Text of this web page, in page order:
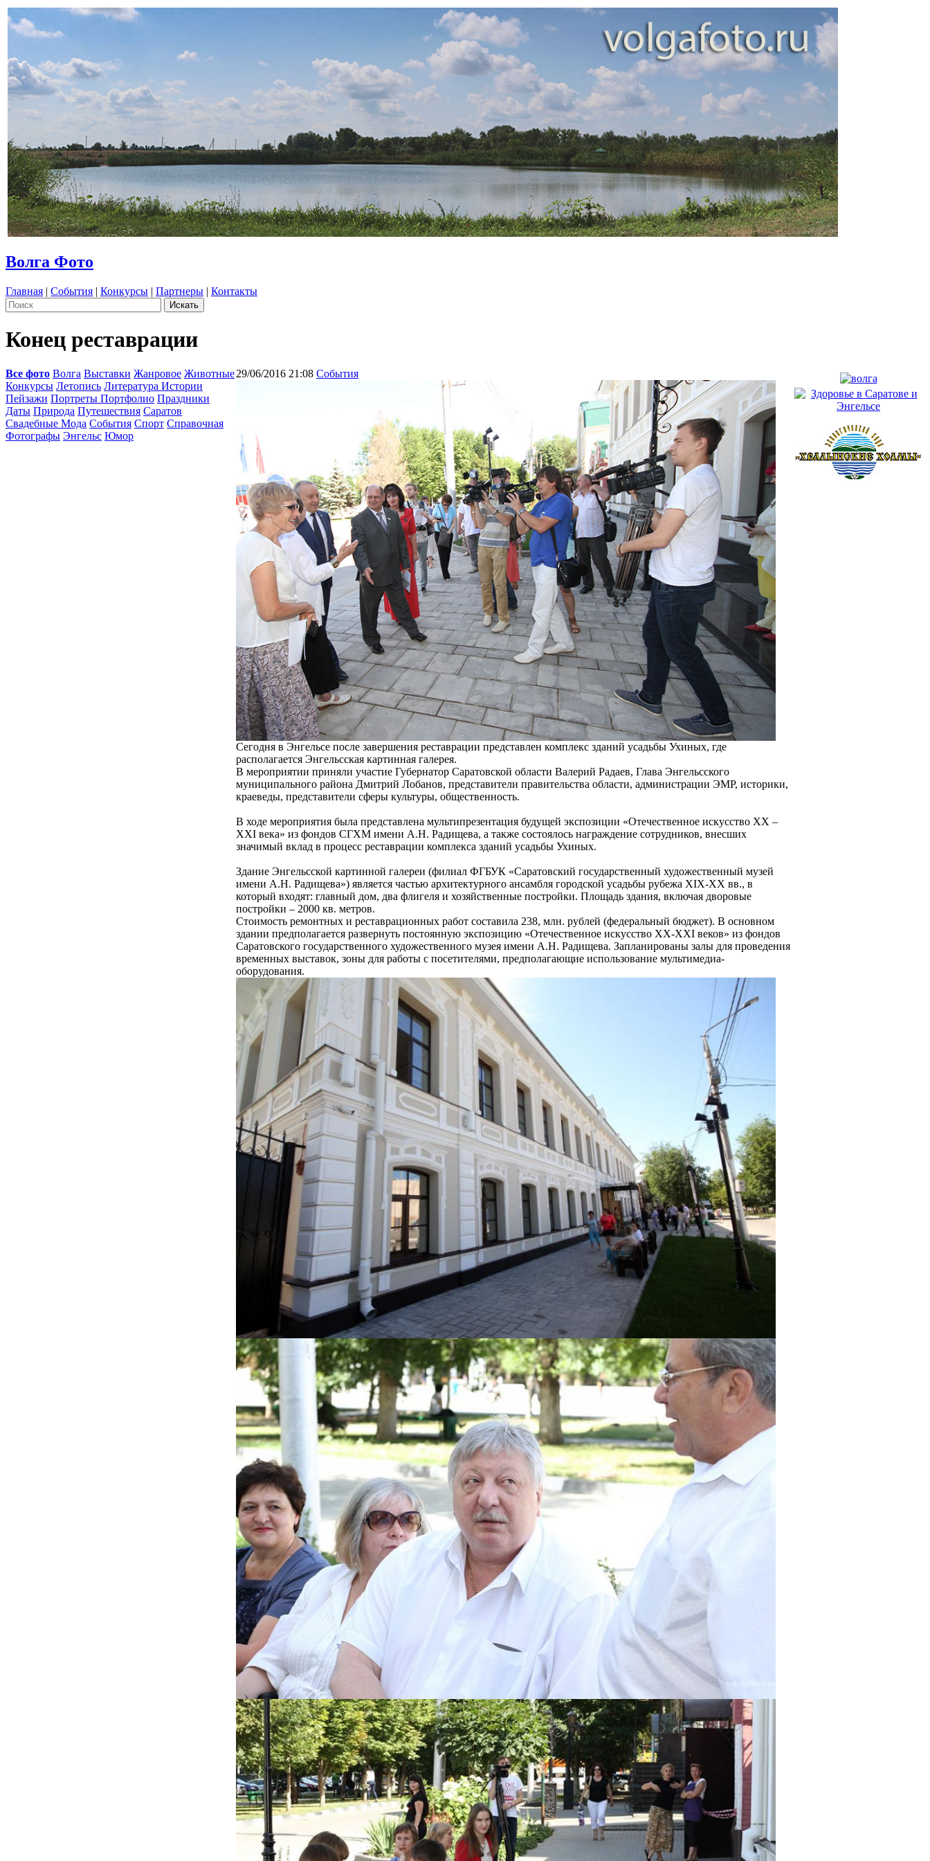
Волга Фото
Главная | События | Конкурсы | Партнеры | Контакты
Конец реставрации
Все фото Волга Выставки Жанровое Животные
Конкурсы Летопись Литература Истории
Пейзажи Портреты Портфолио Праздники
Даты Природа Путешествия Саратов
Свадебные Мода События Спорт Справочная
Фотографы Энгельс Юмор
29/06/2016 21:08 События
Сегодня в Энгельсе после завершения реставрации представлен комплекс зданий усадьбы Ухиных, где
располагается Энгельсская картинная галерея.
В мероприятии приняли участие Губернатор Саратовской области Валерий Радаев, Глава Энгельсского
муниципального района Дмитрий Лобанов, представители правительства области, администрации ЭМР, историки,
краеведы, представители сферы культуры, общественность.
В ходе мероприятия была представлена мультипрезентация будущей экспозиции «Отечественное искусство XX –
XXI века» из фондов СГХМ имени А.Н. Радищева, а также состоялось награждение сотрудников, внесших
значимый вклад в процесс реставрации комплекса зданий усадьбы Ухиных.
Здание Энгельсской картинной галереи (филиал ФГБУК «Саратовский государственный художественный музей
имени А.Н. Радищева») является частью архитектурного ансамбля городской усадьбы рубежа ХIX-XX вв., в
который входят: главный дом, два флигеля и хозяйственные постройки. Площадь здания, включая дворовые
постройки – 2000 кв. метров.
Стоимость ремонтных и реставрационных работ составила 238, млн. рублей (федеральный бюджет). В основном
здании предполагается развернуть постоянную экспозицию «Отечественное искусство XX-XXI веков» из фондов
Саратовского государственного художественного музея имени А.Н. Радищева. Запланированы залы для проведения
временных выставок, зоны для работы с посетителями, предполагающие использование мультимедиа-
оборудования.